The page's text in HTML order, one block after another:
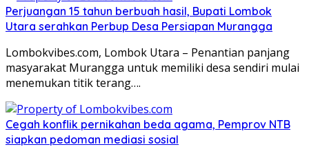
Perjuangan 15 tahun berbuah hasil, Bupati Lombok
Utara serahkan Perbup Desa Persiapan Murangga
Lombokvibes.com, Lombok Utara – Penantian panjang
masyarakat Murangga untuk memiliki desa sendiri mulai
menemukan titik terang….
Cegah konflik pernikahan beda agama, Pemprov NTB
siapkan pedoman mediasi sosial